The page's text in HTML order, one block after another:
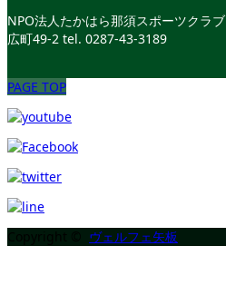
NPO法人たかはら那須スポーツクラブ
広町49-2 tel. 0287-43-3189
PAGE TOP
ヴェルフェ矢板